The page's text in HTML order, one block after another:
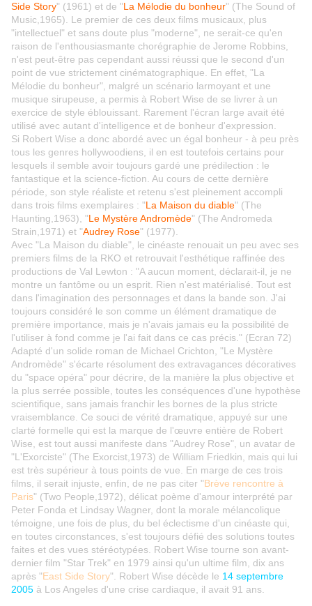
Side Story" (1961) et de "La Mélodie du bonheur" (The Sound of
Music,1965). Le premier de ces deux films musicaux, plus
"intellectuel" et sans doute plus "moderne", ne serait-ce qu'en
raison de l'enthousiasmante chorégraphie de Jerome Robbins,
n'est peut-être pas cependant aussi réussi que le second d'un
point de vue strictement cinématographique. En effet, "La
Mélodie du bonheur", malgré un scénario larmoyant et une
musique sirupeuse, a permis à Robert Wise de se livrer à un
exercice de style éblouissant. Rarement l'écran large avait été
utilisé avec autant d'intelligence et de bonheur d'expression.
Si Robert Wise a donc abordé avec un égal bonheur - à peu près
tous les genres hollywoodiens, il en est toutefois certains pour
lesquels il semble avoir toujours gardé une prédilection : le
fantastique et la science-fiction. Au cours de cette dernière
période, son style réaliste et retenu s'est pleinement accompli
dans trois films exemplaires : "La Maison du diable" (The
Haunting,1963), "Le Mystère Andromède" (The Andromeda
Strain,1971) et "Audrey Rose" (1977).
Avec "La Maison du diable", le cinéaste renouait un peu avec ses
premiers films de la RKO et retrouvait l'esthétique raffinée des
productions de Val Lewton : "A aucun moment, déclarait-il, je ne
montre un fantôme ou un esprit. Rien n'est matérialisé. Tout est
dans l'imagination des personnages et dans la bande son. J'ai
toujours considéré le son comme un élément dramatique de
première importance, mais je n'avais jamais eu la possibilité de
l'utiliser à fond comme je l'ai fait dans ce cas précis." (Ecran 72)
Adapté d'un solide roman de Michael Crichton, "Le Mystère
Andromède" s'écarte résolument des extravagances décoratives
du "space opéra" pour décrire, de la manière la plus objective et
la plus serrée possible, toutes les conséquences d'une hypothèse
scientifique, sans jamais franchir les bornes de la plus stricte
vraisemblance. Ce souci de vérité dramatique, appuyé sur une
clarté formelle qui est la marque de l'œuvre entière de Robert
Wise, est tout aussi manifeste dans "Audrey Rose", un avatar de
"L'Exorciste" (The Exorcist,1973) de William Friedkin, mais qui lui
est très supérieur à tous points de vue. En marge de ces trois
films, il serait injuste, enfin, de ne pas citer "Brève rencontre à
Paris" (Two People,1972), délicat poème d'amour interprété par
Peter Fonda et Lindsay Wagner, dont la morale mélancolique
témoigne, une fois de plus, du bel éclectisme d'un cinéaste qui,
en toutes circonstances, s'est toujours défié des solutions toutes
faites et des vues stéréotypées. Robert Wise tourne son avant-
dernier film "Star Trek" en 1979 ainsi qu'un ultime film, dix ans
après "East Side Story". Robert Wise décède le 14 septembre
2005 à Los Angeles d'une crise cardiaque, il avait 91 ans.